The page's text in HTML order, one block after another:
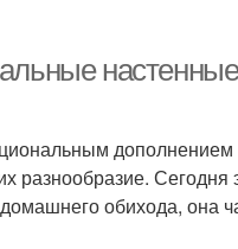
настенные
дополнением
разнообразие. Сегодня
обихода, она